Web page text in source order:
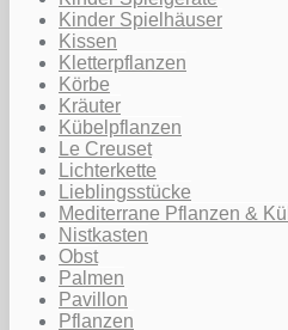
Kinder Spielhäuser
Kissen
Kletterpflanzen
Körbe
Kräuter
Kübelpflanzen
Le Creuset
Lichterkette
Lieblingsstücke
Mediterrane Pflanzen &
Nistkasten
Obst
Palmen
Pavillon
Pflanzen